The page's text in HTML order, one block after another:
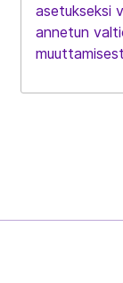
asetukseksi
annetun